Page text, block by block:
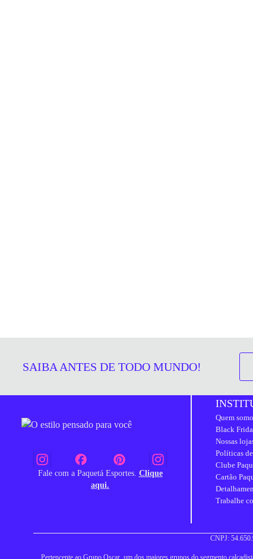
SAIBA ANTES DE TODO MUNDO!
Fale com a Paquetá Esportes. Clique
aqui.
Quem
Black
Nossas
Políticas
Clube
Cartão
Trabalhe
CNPJ:
Pertencente ao Grupo Oscar, um dos maiores grupos do segmento